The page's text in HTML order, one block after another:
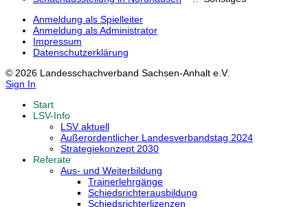
Anmeldung als Spielleiter
Anmeldung als Administrator
Impressum
Datenschutzerklärung
© 2026 Landesschachverband Sachsen-Anhalt e.V.
Sign In
Start
LSV-Info
LSV aktuell
Außerordentlicher Landesverbandstag 2024
Strategiekonzept 2030
Referate
Aus- und Weiterbildung
Trainerlehrgänge
Schiedsrichterausbildung
Schiedsrichterlizenzen